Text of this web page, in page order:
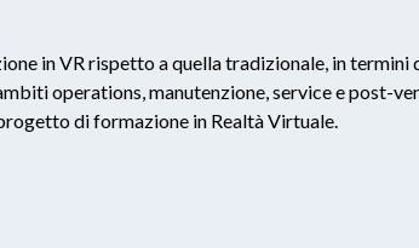
in VR rispetto a quella tradizionale, in
operations, manutenzione, service e post-
di formazione in Realtà Virtuale.